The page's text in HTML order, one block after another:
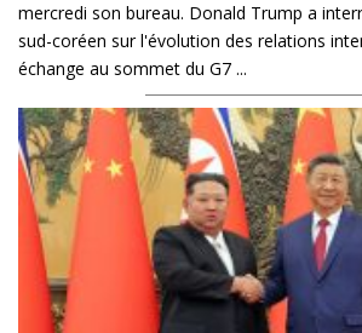
mercredi son bureau. Donald Trump a
sud-coréen sur l'évolution des relations
échange au sommet du G7 ...